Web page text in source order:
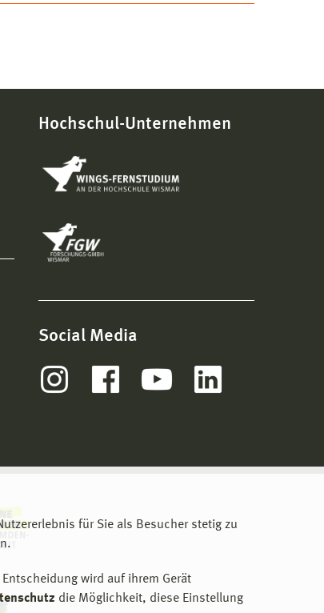
für Sie als Besucher stetig zu
wird auf ihrem Gerät
die Möglichkeit, diese Einstellung
Hochschul-Unternehmen
Social Media